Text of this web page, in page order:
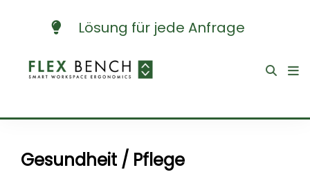
Lösung für jede Anfrage
Gesundheit / Pflege